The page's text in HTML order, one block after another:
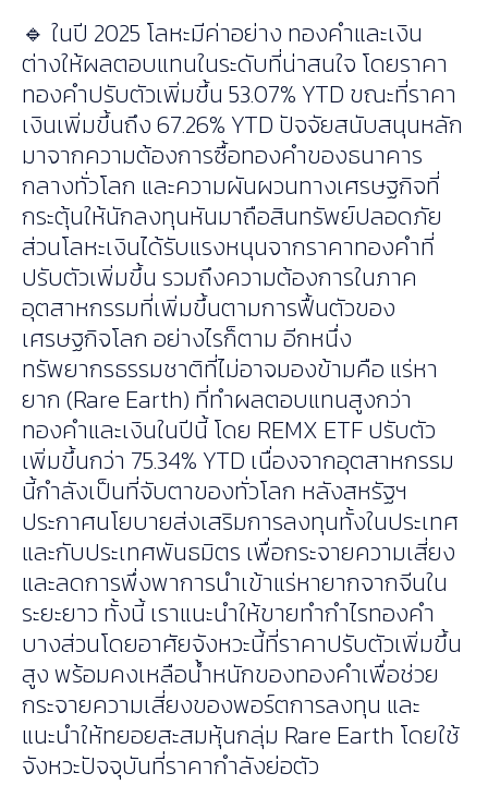
🔹 ในปี 2025 โลหะมีค่าอย่าง ทองคำและเงิน
ต่างให้ผลตอบแทนในระดับที่น่าสนใจ โดยราคา
ทองคำปรับตัวเพิ่มขึ้น 53.07% YTD ขณะที่ราคา
เงินเพิ่มขึ้นถึง 67.26% YTD ปัจจัยสนับสนุนหลัก
มาจากความต้องการซื้อทองคำของธนาคาร
กลางทั่วโลก และความผันผวนทางเศรษฐกิจที่
กระตุ้นให้นักลงทุนหันมาถือสินทรัพย์ปลอดภัย
ส่วนโลหะเงินได้รับแรงหนุนจากราคาทองคำที่
ปรับตัวเพิ่มขึ้น รวมถึงความต้องการในภาค
อุตสาหกรรมที่เพิ่มขึ้นตามการฟื้นตัวของ
เศรษฐกิจโลก อย่างไรก็ตาม อีกหนึ่ง
ทรัพยากรธรรมชาติที่ไม่อาจมองข้ามคือ แร่หา
ยาก (Rare Earth) ที่ทำผลตอบแทนสูงกว่า
ทองคำและเงินในปีนี้ โดย REMX ETF ปรับตัว
เพิ่มขึ้นกว่า 75.34% YTD เนื่องจากอุตสาหกรรม
นี้กำลังเป็นที่จับตาของทั่วโลก หลังสหรัฐฯ
ประกาศนโยบายส่งเสริมการลงทุนทั้งในประเทศ
และกับประเทศพันธมิตร เพื่อกระจายความเสี่ยง
และลดการพึ่งพาการนำเข้าแร่หายากจากจีนใน
ระยะยาว ทั้งนี้ เราแนะนำให้ขายทำกำไรทองคำ
บางส่วนโดยอาศัยจังหวะนี้ที่ราคาปรับตัวเพิ่มขึ้น
สูง พร้อมคงเหลือน้ำหนักของทองคำเพื่อช่วย
กระจายความเสี่ยงของพอร์ตการลงทุน และ
แนะนำให้ทยอยสะสมหุ้นกลุ่ม Rare Earth โดยใช้
จังหวะปัจจุบันที่ราคากำลังย่อตัว